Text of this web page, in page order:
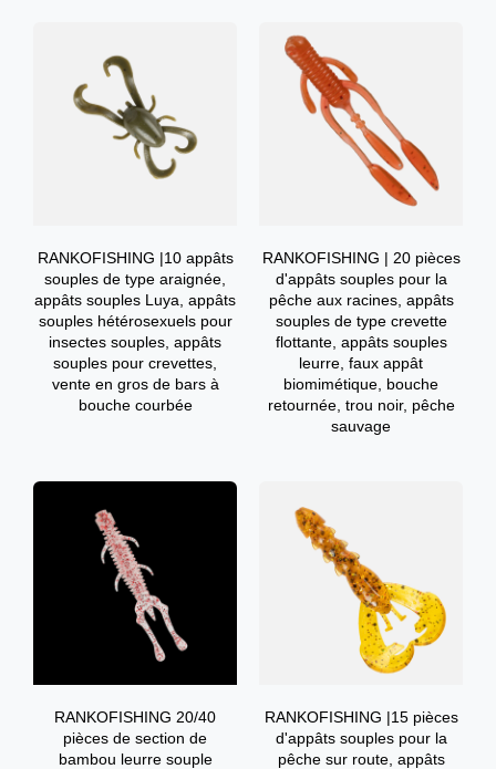
RANKOFISHING |10 appâts
souples de type araignée,
appâts souples Luya, appâts
souples hétérosexuels pour
insectes souples, appâts
souples pour crevettes,
vente en gros de bars à
bouche courbée
RANKOFISHING | 20 pièces
d'appâts souples pour la
pêche aux racines, appâts
souples de type crevette
flottante, appâts souples
leurre, faux appât
biomimétique, bouche
retournée, trou noir, pêche
sauvage
RANKOFISHING 20/40
pièces de section de
bambou leurre souple
RANKOFISHING |15 pièces
d'appâts souples pour la
pêche sur route, appâts